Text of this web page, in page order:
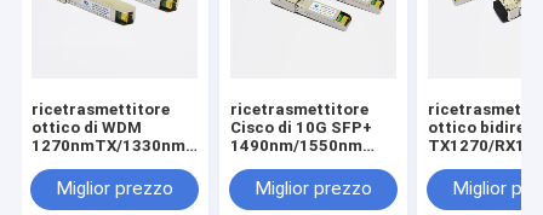
ricetrasmettitore
ottico di WDM
1270nmTX/1330nmRX
BiDiMiglior prezzo
ricetrasmettitore
Cisco di 10G SFP+
1490nm/1550nm
compatibile
Miglior prezzo
ottico
TX1270/
SMFMiglior